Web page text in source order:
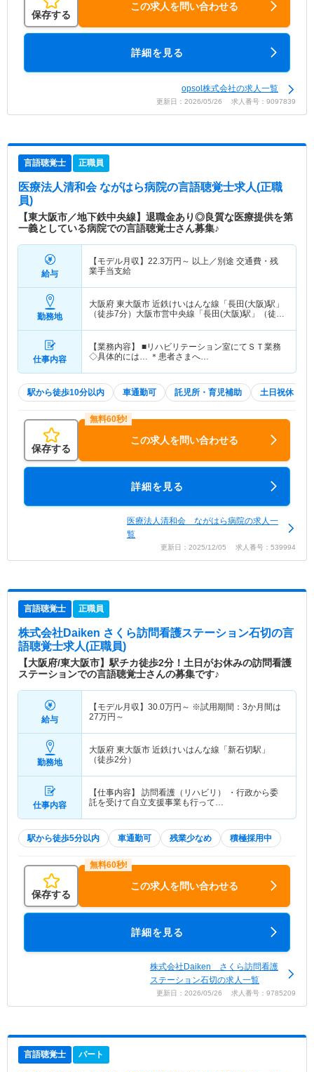
保存する
この求人を問い合わせる
詳細を見る
opsol株式会社の求人一覧
更新日：2026/05/26 求人番号：9097839
言語聴覚士 正職員
医療法人清和会 ながはら病院の言語聴覚士求人(正職
員)
【東大阪市／地下鉄中央線】退職金あり◎良質な医療提供を第
一義としている病院での言語聴覚士さん募集♪
給与
【モデル月収】 22.3万円～ 以上／別途 交通費・残
業手当支給
勤務地
大阪府 東大阪市 近鉄けいはんな線「長田(大阪)駅」
（徒歩7分）大阪市営中央線「長田(大阪)駅」（徒歩
仕事内容
【業務内容】 ■リハビリテーション室にてＳＴ業務
◇具体的には… ＊患者さまへ…
駅から徒歩10分以内 車通勤可 託児所・育児補助 土日祝休
保存する
この求人を問い合わせる
詳細を見る
医療法人清和会 ながはら病院の求人一
覧
更新日：2025/12/05 求人番号：539994
言語聴覚士 正職員
株式会社Daiken さくら訪問看護ステーション石切の言
語聴覚士求人(正職員)
【大阪府/東大阪市】駅チカ徒歩2分！土日がお休みの訪問看護
ステーションでの言語聴覚士さんの募集です♪
給与
【モデル月収】 30.0万円～ ※試用期間：3か月間は
27万円～
勤務地
大阪府 東大阪市 近鉄けいはんな線「新石切駅」
（徒歩2分）
仕事内容
【仕事内容】 訪問看護（リハビリ） ・行政から委
託を受けて自立支援事業も行って…
駅から徒歩5分以内 車通勤可 残業少なめ 積極採用中
保存する
この求人を問い合わせる
詳細を見る
株式会社Daiken さくら訪問看護
ステーション石切の求人一覧
更新日：2026/05/26 求人番号：9785209
言語聴覚士 パート